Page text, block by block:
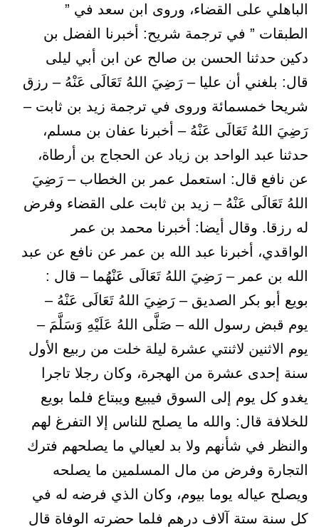
الباهلي على القضاء، وروى ابن سعد في ”
الطبقات ” في ترجمة شريح: أخبرنا الفضل بن
دكين حدثنا الحسن بن صالح عن ابن أبي ليلى
قال: بلغني أن عليا – رَضِيَ اللهُ تَعَالَى عَنْهُ – رزق
شريحا خمسمائة وروى في ترجمة زيد بن ثابت –
رَضِيَ اللهُ تَعَالَى عَنْهُ – أخبرنا عفان بن مسلم،
حدثنا عبد الواحد بن زياد عن الحجاج بن أرطاة،
عن نافع قال: استعمل عمر بن الخطاب – رَضِيَ
اللهُ تَعَالَى عَنْهُ – زيد بن ثابت على القضاء وفرض
له رزقا. وقال أيضا: أخبرنا محمد بن عمر
الواقدي، أخبرنا عبد الله بن عمر عن نافع عن عبد
الله بن عمر – رَضِيَ اللهُ تَعَالَى عَنْهُما – قال :
بويع أبو بكر الصديق – رَضِيَ اللهُ تَعَالَى عَنْهُ –
يوم قبض رسول الله – صَلَّى اللهُ عَلَيْهِ وَسَلَّمَ –
يوم الاثنين لاثنتي عشرة ليلة خلت من ربيع الأول
سنة إحدى عشرة من الهجرة، وكان رجلا تاجرا
يغدو كل يوم إلى السوق فيبيع ويبتاع فلما بويع
للخلافة قال: والله ما يصلح للناس إلا التفرغ لهم
والنظر في شأنهم ولا بد لعيالي ما يصلحهم فترك
التجارة وفرض من مال المسلمين ما يصلحه
ويصلح عياله يوما بيوم، وكان الذي فرضه له في
كل سنة ستة آلاف درهم فلما حضرته الوفاة قال